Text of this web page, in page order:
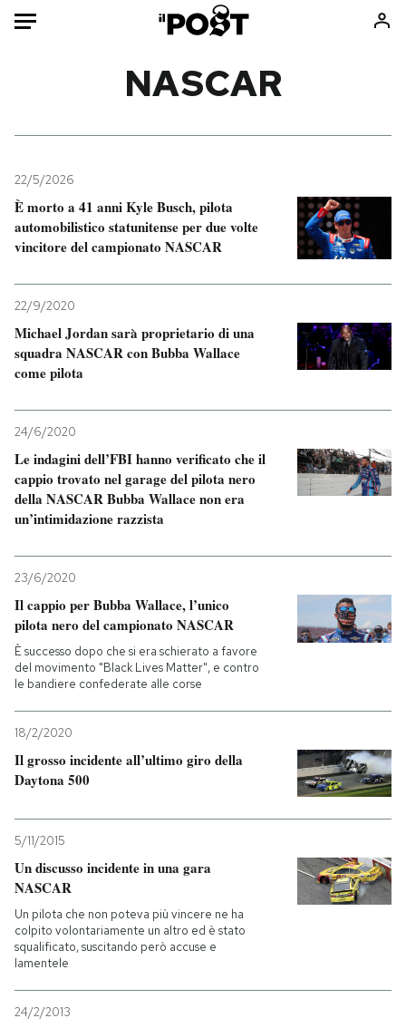
Mondo
Politica
Tecnologia
Internet
Scienza
Cultura
Economia
Sport
Consumismi
Storie/Idee
Ok Boomer!
Media
Altrecose
Mondiali calcio 2026
PODCAST
NEWSLETTER
I MIEI PREFERITI
SHOP
CALENDARIO
AREA PERSONALE
Entra
NASCAR
22/5/2026
È morto a 41 anni Kyle Busch, pilota
automobilistico statunitense per due volte
vincitore del campionato NASCAR
22/9/2020
Michael Jordan sarà proprietario di una
squadra NASCAR con Bubba Wallace
come pilota
24/6/2020
Le indagini dell’FBI hanno verificato che il
cappio trovato nel garage del pilota nero
della NASCAR Bubba Wallace non era
un’intimidazione razzista
23/6/2020
Il cappio per Bubba Wallace, l’unico
pilota nero del campionato NASCAR
È successo dopo che si era schierato a favore
del movimento "Black Lives Matter", e contro
le bandiere confederate alle corse
18/2/2020
Il grosso incidente all’ultimo giro della
Daytona 500
5/11/2015
Un discusso incidente in una gara
NASCAR
Un pilota che non poteva più vincere ne ha
colpito volontariamente un altro ed è stato
squalificato, suscitando però accuse e
lamentele
24/2/2013